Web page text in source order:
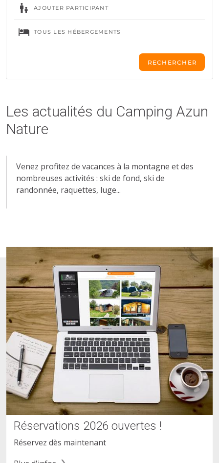
Les actualités du Camping Azun
Nature
Venez profitez de vacances à la montagne et des
nombreuses activités : ski de fond, ski de
randonnée, raquettes, luge...
Réservations 2026 ouvertes !
Réservez dès maintenant